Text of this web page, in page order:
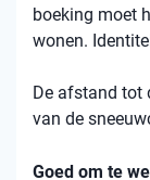
boeking moet
wonen.
De afstand tot
van de
Goed om te